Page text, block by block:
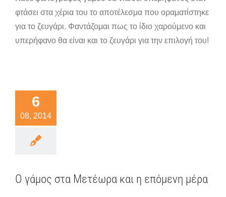
φτάσει στα χέρια του το αποτέλεσμα που οραματίστηκε
για το ζευγάρι. Φαντάζομαι πως το ίδιο χαρούμενο και
υπερήφανο θα είναι και το ζευγάρι για την επιλογή του!
6
08, 2014
στη
Ο γάμος στα Μετέωρα και η επόμενη μέρα